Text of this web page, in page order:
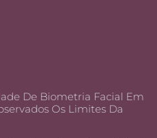
De Biometria Facial Em
Os Limites Da